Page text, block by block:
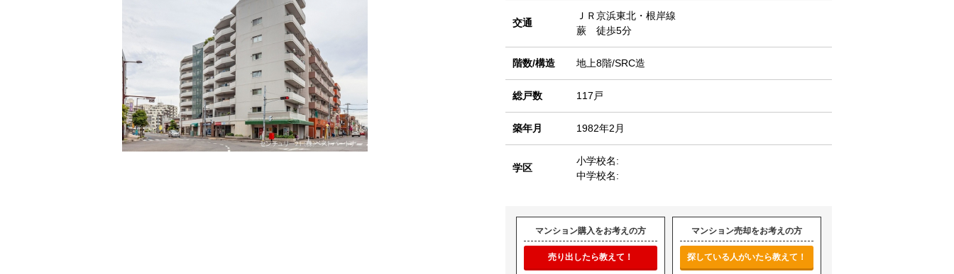
交通
ＪＲ京浜東北・根岸線
蕨 徒歩5分
階数/構造 地上8階/SRC造
総戸数 117戸
築年月 1982年2月
学区
小学校名:
中学校名:
マンション購入をお考えの方
売り出したら教えて！
マンション売却をお考えの方
探している人がいたら教えて！